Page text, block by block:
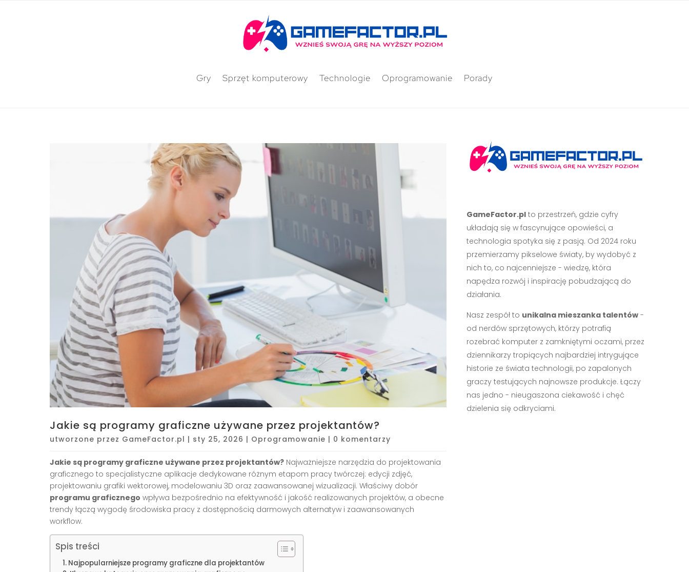
Gry Sprzęt komputerowy Technologie Oprogramowanie Porady
Jakie są programy graficzne używane przez projektantów?
utworzone przez GameFactor.pl | sty 25, 2026 | Oprogramowanie | 0 komentarzy
Jakie są programy graficzne używane przez projektantów? Najważniejsze narzędzia do projektowania
graficznego to specjalistyczne aplikacje dedykowane różnym etapom pracy twórczej: edycji zdjęć,
projektowaniu grafiki wektorowej, modelowaniu 3D oraz zaawansowanej wizualizacji. Właściwy dobór
programu graficznego wpływa bezpośrednio na efektywność i jakość realizowanych projektów, a obecne
trendy łączą wygodę środowiska pracy z dostępnością darmowych alternatyw i zaawansowanych
workflow.
Spis treści
Najpopularniejsze programy graficzne dla projektantów
GameFactor.plto przestrzeń, gdzie cyfry
układają się w fascynujące opowieści, a
technologia spotyka się z pasją. Od 2024 roku
przemierzamy pikselowe światy, by wydobyć z
nich to, co najcenniejsze - wiedzę, która
napędza rozwój i inspirację pobudzającą do
działania.
Nasz zespół to unikalna mieszanka talentów-
od nerdów sprzętowych, którzy potrafią
rozebrać komputer z zamkniętymi oczami, przez
dziennikarzy tropiących najbardziej intrygujące
historie ze świata technologii, po zapalonych
graczy testujących najnowsze produkcje. Łączy
nas jedno - nieugaszona ciekawość i chęć
dzielenia się odkryciami.